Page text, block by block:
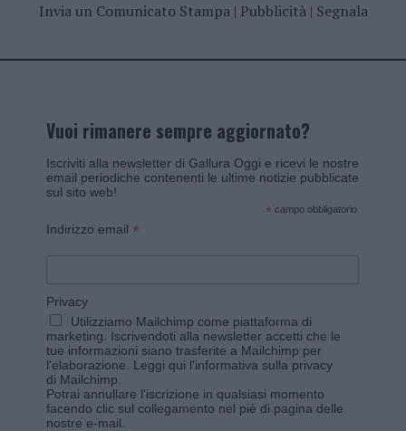
Invia un Comunicato Stampa| Pubblicità| Segnala
Vuoi rimanere sempre aggiornato?
Iscriviti alla newsletter di Gallura Oggi e ricevi le nostre
email periodiche contenenti le ultime notizie pubblicate
sul sito web!
* campo obbligatorio
Indirizzo email *
Privacy
Utilizziamo Mailchimp come piattaforma di
marketing. Iscrivendoti alla newsletter accetti che le
tue informazioni siano trasferite a Mailchimp per
l'elaborazione. Leggi qui l'informativa sulla privacy
di Mailchimp
Potrai annullare l'iscrizione in qualsiasi momento
facendo clic sul collegamento nel piè di pagina delle
nostre e-mail.